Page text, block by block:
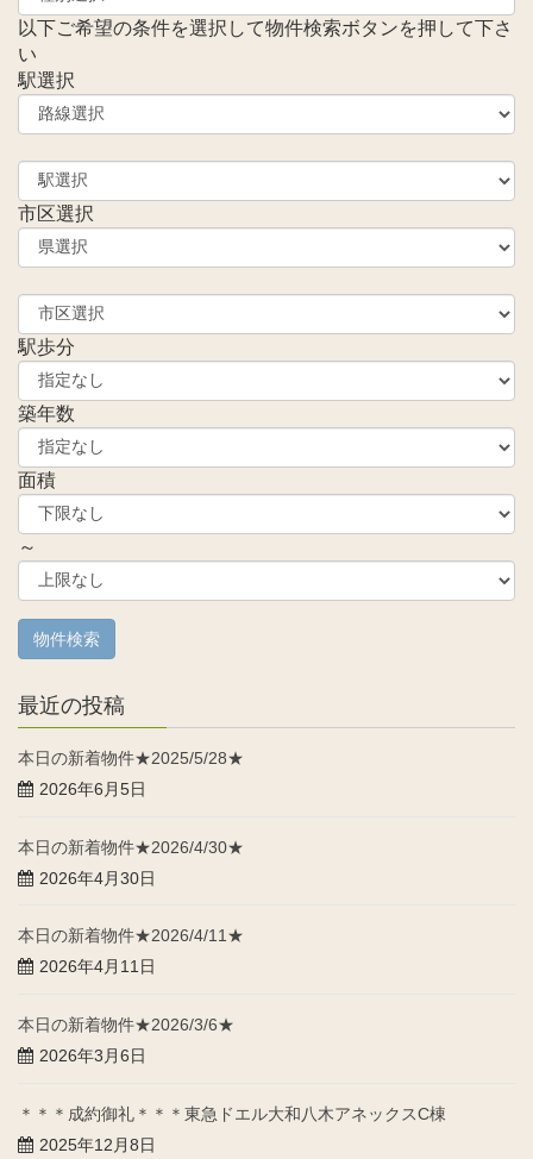
以下ご希望の条件を選択して物件検索ボタンを押して下さ
い
駅選択
市区選択
駅歩分
築年数
面積
～
最近の投稿
本日の新着物件★2025/5/28★
2026年6月5日
本日の新着物件★2026/4/30★
2026年4月30日
本日の新着物件★2026/4/11★
2026年4月11日
本日の新着物件★2026/3/6★
2026年3月6日
＊＊＊成約御礼＊＊＊東急ドエル大和八木アネックスC棟
2025年12月8日